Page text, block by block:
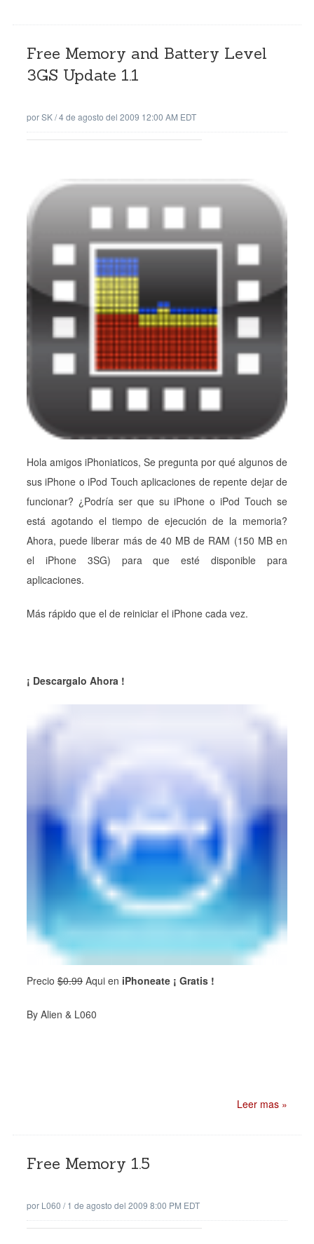
Free Memory and Battery Level
3GS Update 1.1
porSK/4 de agosto del 2009 12:00 AM EDT
Hola amigos iPhoniaticos, Se pregunta por qué algunos de
sus iPhone o iPod Touch aplicaciones de repente dejar de
funcionar? ¿Podría ser que su iPhone o iPod Touch se
está agotando el tiempo de ejecución de la memoria?
Ahora, puede liberar más de 40 MB de RAM (150 MB en
el iPhone 3SG) para que esté disponible para
aplicaciones.
Más rápido que el de reiniciar el iPhone cada vez.
¡ Descargalo Ahora !
Precio $0.99 Aqui en iPhoneate ¡ Gratis !
By Alien & L060
Leer mas »
Free Memory 1.5
por L060 /1 de agosto del 2009 8:00 PM EDT